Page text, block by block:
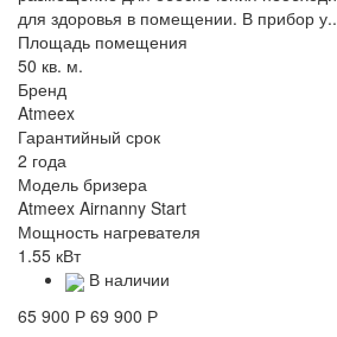
для здоровья в помещении. В прибор у..
Площадь помещения
50 кв. м.
Бренд
Atmeex
Гарантийный срок
2 года
Модель бризера
Atmeex Airnanny Start
Мощность нагревателя
1.55 кВт
В наличии
65 900 Р 69 900 Р